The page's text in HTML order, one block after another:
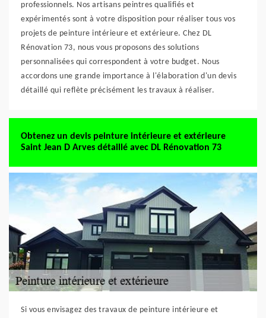
professionnels. Nos artisans peintres qualifiés et
expérimentés sont à votre disposition pour réaliser tous vos
projets de peinture intérieure et extérieure. Chez DL
Rénovation 73, nous vous proposons des solutions
personnalisées qui correspondent à votre budget. Nous
accordons une grande importance à l'élaboration d'un devis
détaillé qui reflète précisément les travaux à réaliser.
Obtenez un devis peinture intérieure et extérieure
Saint Jean D Arves détaillé avec DL Rénovation 73
Si vous envisagez des travaux de peinture intérieure et